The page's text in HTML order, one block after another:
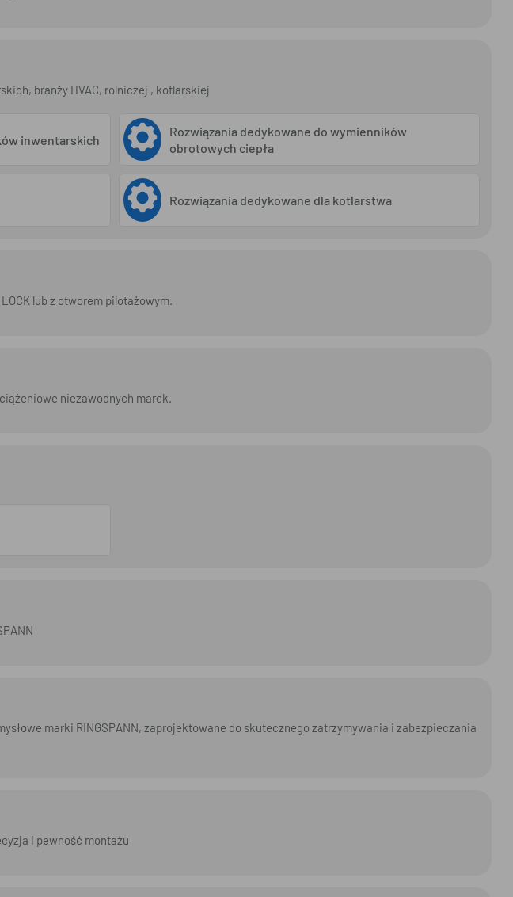
branży HVAC, rolniczej , kotlarskiej
inwentarskich
Rozwiązania dedykowane do wymienników
obrotowych ciepła
Rozwiązania dedykowane dla kotlarstwa
lub z otworem pilotażowym.
niezawodnych marek.
marki RINGSPANN, zaprojektowane do skutecznego zatrzymywania i zabezpieczania
i pewność montażu